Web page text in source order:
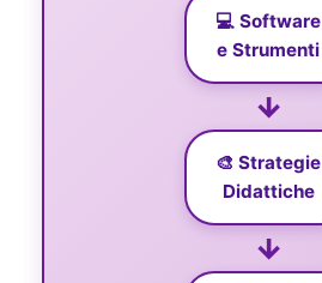
💻 Software
e Strumenti
→
🎨 Strategie
Didattiche
→